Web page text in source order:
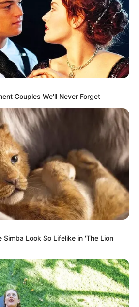
Couples We'll Never Forget
Look So Lifelike in 'The Lion